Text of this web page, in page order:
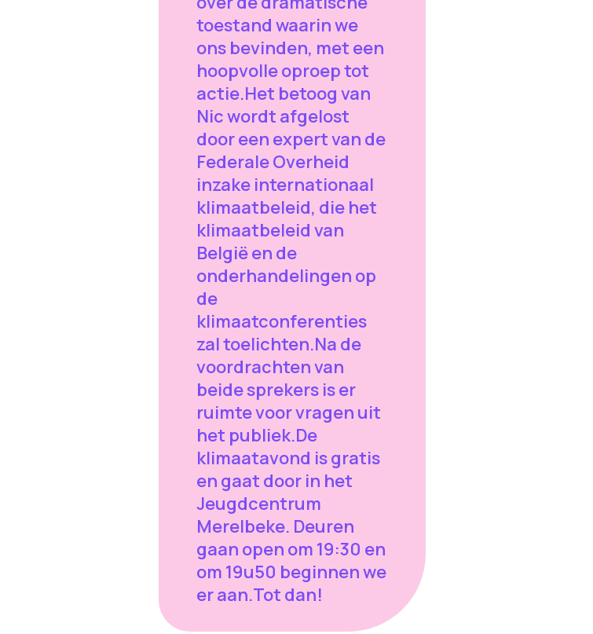
toestand waarin we
ons bevinden, met een
hoopvolle oproep tot
actie.Het betoog van
Nic wordt afgelost
door een expert van de
Federale Overheid
inzake internationaal
klimaatbeleid, die het
klimaatbeleid van
België en de
onderhandelingen op
de
klimaatconferenties
zal toelichten.Na de
voordrachten van
beide sprekers is er
ruimte voor vragen uit
het publiek.De
klimaatavond is gratis
en gaat door in het
Jeugdcentrum
Merelbeke. Deuren
gaan open om 19:30 en
om 19u50 beginnen we
er aan.Tot dan!